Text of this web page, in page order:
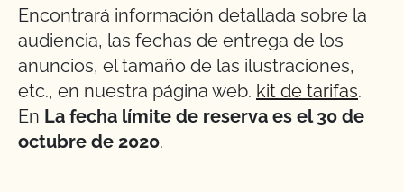
Encontrará información detallada sobre la
audiencia, las fechas de entrega de los
anuncios, el tamaño de las ilustraciones,
etc., en nuestra página web. kit de tarifas.
En La fecha límite de reserva es el 30 de
octubre de 2020.